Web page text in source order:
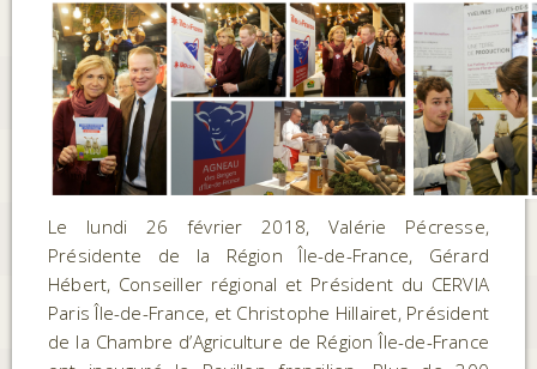
Le lundi 26 février 2018, Valérie Pécresse,
Présidente de la Région Île-de-France, Gérard
Hébert, Conseiller régional et Président du CERVIA
Paris Île-de-France, et Christophe Hillairet, Président
de la Chambre d’Agriculture de Région Île-de-France